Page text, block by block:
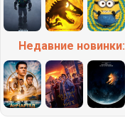
Недавние новинки: